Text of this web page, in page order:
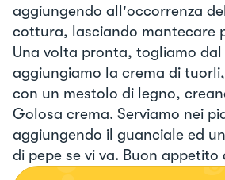
aggiungendo all'occorrenza
cottura, lasciando mantecare
Una volta pronta, togliamo
aggiungiamo la crema di
con un mestolo di legno,
Golosa crema. Serviamo nei
aggiungendo il guanciale ed
di pepe se vi va. Buon